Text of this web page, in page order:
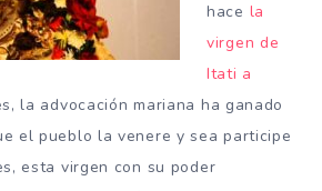
hace la
virgen de
Itati a
la advocación mariana ha ganado
el pueblo la venere y sea participe
esta virgen con su poder